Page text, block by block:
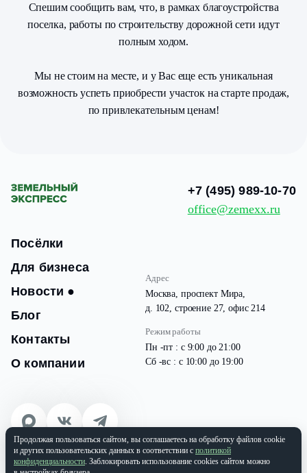
Спешим сообщить вам, что, в рамках благоустройства
поселка, работы по строительству дорожной сети идут
полным ходом.
Мы не стоим на месте, и у Вас еще есть уникальная
возможность успеть приобрести участок на старте продаж,
по привлекательным ценам!
Посёлки
Для бизнеса
Новости ●
Блог
Контакты
О компании
Адрес
Москва, проспект Мира,
д. 102, строение 27, офис 214
Режим работы
Пн -пт : с 9:00 до 21:00
Сб -вс : с 10:00 до 19:00
+7 (495) 989-10-70
office@zemexx.ru
© 2026 Все права защищены
ООО «ЗЕМЭКС» ИНН: 9701087133 | ОГРН: 1177746937565
Продолжая пользоваться сайтом, вы соглашаетесь на обработку файлов cookie
и других пользовательских данных в соответствии с политикой
конфиденциальности. Заблокировать использование cookies сайтом можно